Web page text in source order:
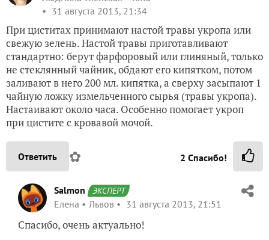
31 августа 2013, 21:34
При циститах принимают настой травы укропа или
свежую зелень. Настой травы приготавливают
стандартно: берут фарфоровый или глиняный, только
не стеклянный чайник, обдают его кипятком, потом
заливают в него 200 мл. кипятка, а сверху засыпают 1
чайную ложку измельченного сырья (травы укропа).
Настаивают около часа. Особенно помогает укроп
при цистите с кровавой мочой.
Ответить ✿ 2 Спасибо!
Salmon ЭКСПЕРТ
Елена Львов 31 августа 2013, 21:51
Спасибо, очень актуально!